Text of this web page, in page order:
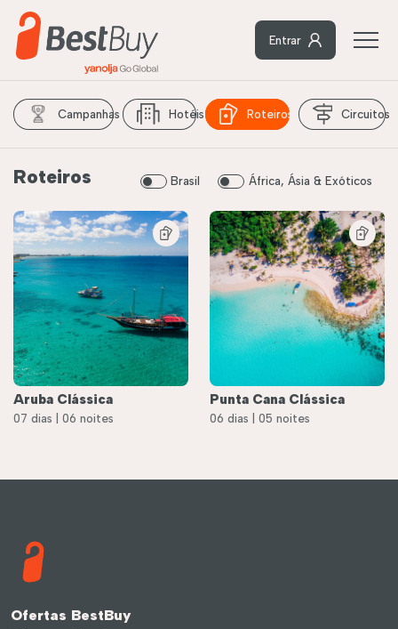
Entrar
Campanhas Hotéis Roteiros Circuitos
Roteiros Brasil África, Ásia & Exóticos
Aruba Clássica
07 dias | 06 noites
Punta Cana Clássica
06 dias | 05 noites
Ofertas BestBuy